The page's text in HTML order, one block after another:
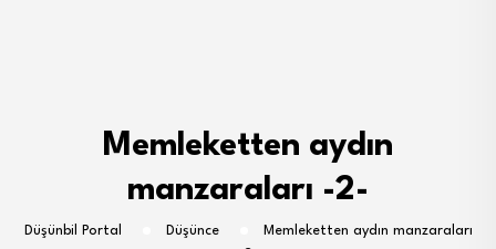
Memleketten aydın
manzaraları -2-
Düşünbil Portal Düşünce
Memleketten aydın manzaraları